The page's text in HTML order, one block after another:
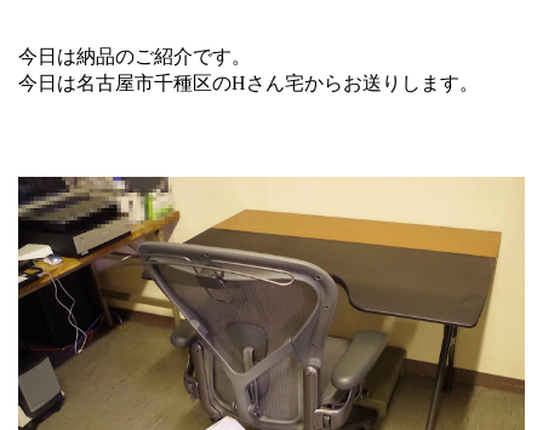
今日は納品のご紹介です。
今日は名古屋市千種区のHさん宅からお送りします。